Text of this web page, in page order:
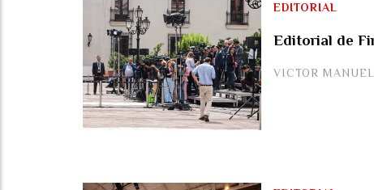
Editorial de
VICTOR
EDITORIAL